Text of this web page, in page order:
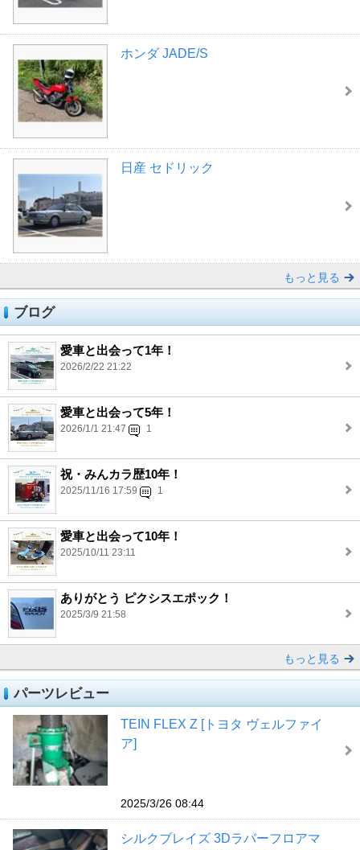
ホンダ JADE/S
日産 セドリック
もっと見る
ブログ
愛車と出会って1年！
2026/2/22 21:22
愛車と出会って5年！
2026/1/1 21:47 1
祝・みんカラ歴10年！
2025/11/16 17:59 1
愛車と出会って10年！
2025/10/11 23:11
ありがとう ピクシスエポック！
2025/3/9 21:58
もっと見る
パーツレビュー
TEIN FLEX Z [トヨタ ヴェルファイ
ア]
2025/3/26 08:44
シルクブレイズ 3Dラバーフロアマ